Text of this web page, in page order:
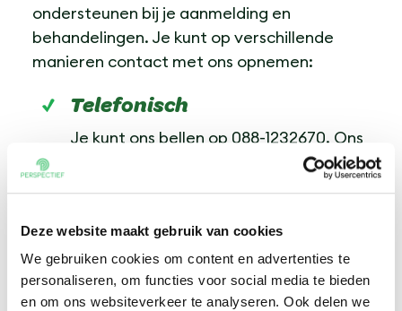
Deze website maakt gebruik van cookies
We gebruiken cookies om content en advertenties te
personaliseren, om functies voor social media te bieden
en om ons websiteverkeer te analyseren. Ook delen we
ondersteunen bij je aanmelding en
behandelingen. Je kunt op verschillende
manieren contact met ons opnemen:
Telefonisch
Je kunt ons bellen op 088-1232670. Ons
team is bereikbaar van maandag t/m
vrijdag, tussen 09.00 en 12.30 uur, om je
helpen met je aanmelding.
E-mail
Voor algemene vragen of informatie